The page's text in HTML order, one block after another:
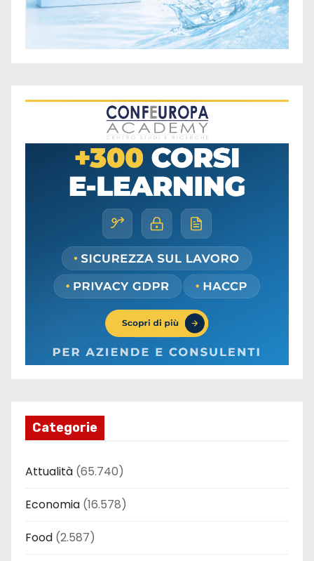
Categorie
Attualità (65.740)
Economia (16.578)
Food (2.587)